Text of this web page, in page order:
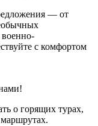
— от
военно-
с комфортом
о горящих турах,